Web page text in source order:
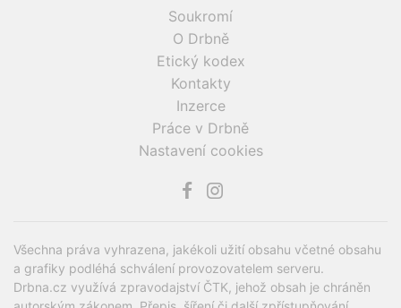
Soukromí
O Drbně
Etický kodex
Kontakty
Inzerce
Práce v Drbně
Nastavení cookies
Všechna práva vyhrazena, jakékoli užití obsahu včetné obsahu
a grafiky podléhá schválení provozovatelem serveru.
Drbna.cz využívá zpravodajství ČTK, jehož obsah je chráněn